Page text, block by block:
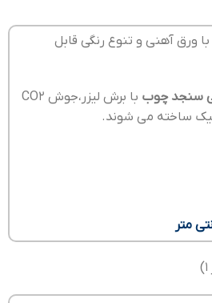
ورق آهنی و تنوع رنگی قابل
سنجد چوب
با برش لیزر،جوش CO2
ساخته می شوند.
1
)